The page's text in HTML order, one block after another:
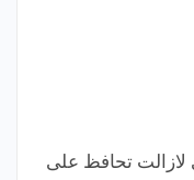
لازالت تحافظ على